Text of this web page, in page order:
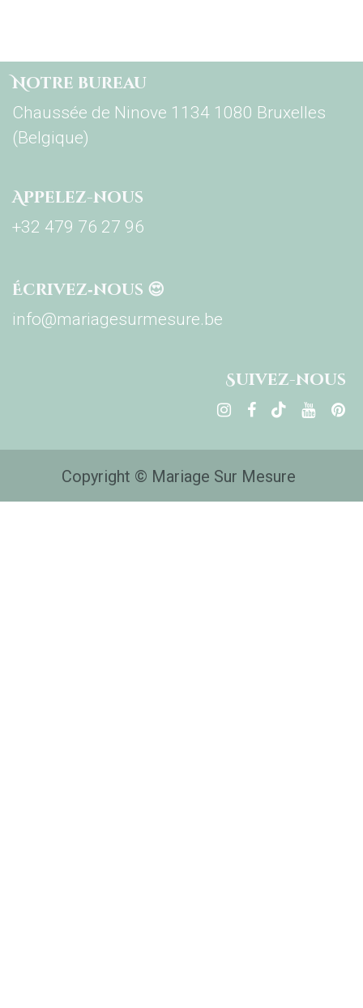
Notre bureau
Chaussée de Ninove 1134 1080 Bruxelles
(Belgique)
Appelez-nous
+32 479 76 27 96
Écrivez‑nous 😍
info@mariagesurmesure.be
Su​ivez-nous
Copyright © Mariage Sur Mesure